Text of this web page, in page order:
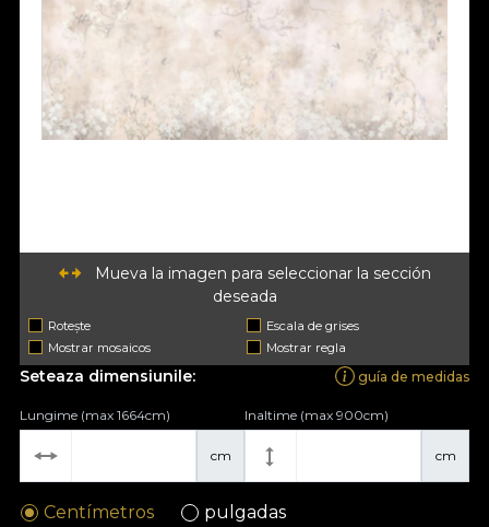
Mueva la imagen para seleccionar la sección
deseada
Rotește
Escala de grises
Mostrar mosaicos
Mostrar regla
Seteaza dimensiunile: guía de medidas
cm
Lungime (max 1664cm)
cm
Inaltime (max 900cm)
Centímetros pulgadas